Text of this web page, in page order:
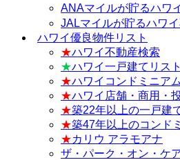
ANAマイルが貯るハワ
JALマイルが貯るハワ
ハワイ優良物件リスト
★ハワイ不動産検索
★ハワイ一戸建てリスト
★ハワイコンドミニア
★ハワイ店舗・商用・
★築22年以上の一戸建
★築47年以上のコンド
★カリウ アラモアナ
ザ・パーク・オン・ケ